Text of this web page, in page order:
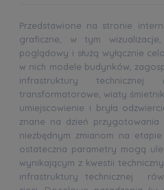
Przedstawione na stronie
graficzne, w tym
poglądowy i służą wyłącznie
w nich modele budynków,
infrastruktury
transformatorowe, wiaty
umiejscowienie i bryła
znane na dzień
niezbędnym zmianom na
ostateczna parametry mogą
wynikającym z kwestii
infrastruktury technicznej